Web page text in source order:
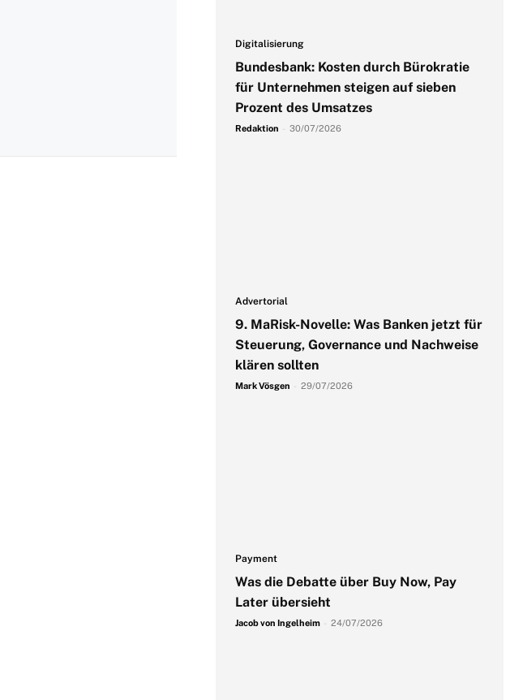
Digitalisierung
Bundesbank: Kosten durch Bürokratie
für Unternehmen steigen auf sieben
Prozent des Umsatzes
Redaktion 30/07/2026
Advertorial
9. MaRisk-Novelle: Was Banken jetzt für
Steuerung, Governance und Nachweise
klären sollten
Mark Vösgen 29/07/2026
Payment
Was die Debatte über Buy Now, Pay
Later übersieht
Jacob von Ingelheim 24/07/2026